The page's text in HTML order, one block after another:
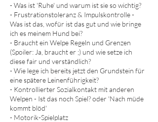
- Was ist 'Ruhe' und warum ist sie so wichtig?
- Frustrationstoleranz & Impulskontrolle -
Was ist das, wofür ist das gut und wie bringe
ich es meinem Hund bei?
- Braucht ein Welpe Regeln und Grenzen
(Spoiler: Ja, braucht er ;) und wie setze ich
diese fair und verständlich?
- Wie lege ich bereits jetzt den Grundstein für
eine spätere Leinenführigkeit?
- Kontrollierter Sozialkontakt mit anderen
Welpen - Ist das noch Spiel? oder 'Nach müde
kommt blöd'
- Motorik-Spielplatz